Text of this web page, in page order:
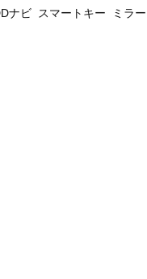
ナビ スマートキー ミラー